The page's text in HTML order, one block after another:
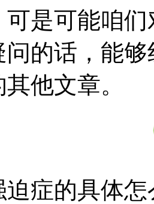
是可能咱
的话，能
他文章。
的具体怎